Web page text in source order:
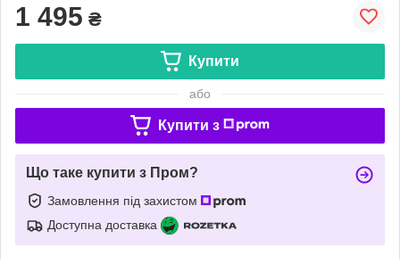
1 495 ₴
Купити
або
Купити з
Що таке купити з Пром?
Замовлення під захистом
Доступна доставка